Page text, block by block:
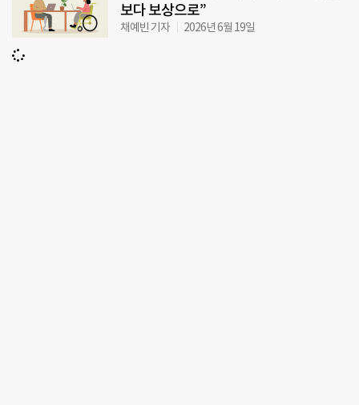
보다 보상으로”
채예빈 기자 2026년 6월 19일